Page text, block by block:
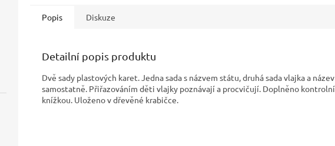
Popis Diskuze
Detailní popis produktu
Dvě sady plastových karet. Jedna sada s názvem státu, druhá sada vlajka a název
samostatně. Přiřazováním děti vlajky poznávají a procvičují. Doplněno kontrolní
knížkou. Uloženo v dřevěné krabičce.